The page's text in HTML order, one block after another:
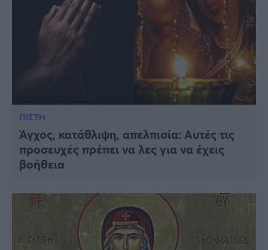
ΠΙΣΤΗ
Άγχος, κατάθλιψη, απελπισία: Αυτές τις
προσευχές πρέπει να λες για να έχεις
βοήθεια